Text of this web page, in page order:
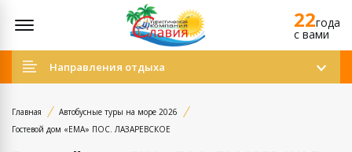
22года
c вами
Направления отдыха
Главная
Автобусные туры на море 2026
Гостевой дом «ЕМА» ПОС. ЛАЗАРЕВСКОЕ